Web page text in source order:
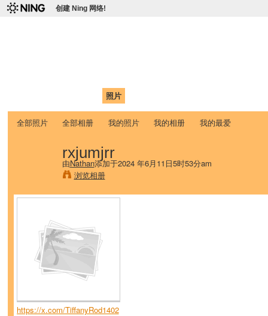
创建 Ning 网络!
照片
全部照片 全部相册 我的照片 我的相册 我的最爱
rxjumjrr
由Nathan添加于2024 年6月11日5时53分am
浏览相册
https://x.com/TiffanyRod1402